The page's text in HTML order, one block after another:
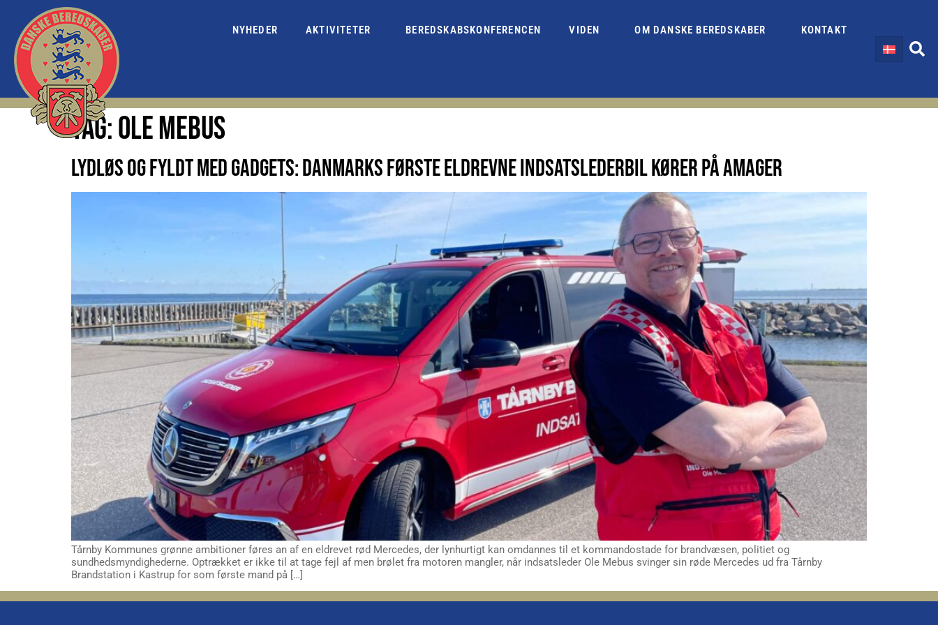
NYHEDER AKTIVITETER BEREDSKABSKONFERENCEN VIDEN OM DANSKE BEREDSKABER KONTAKT
TAG:OLE MEBUS
LYDLØS OG FYLDT MED GADGETS: DANMARKS FØRSTE ELDREVNE INDSATSLEDERBIL KØRER PÅ AMAGER
Tårnby Kommunes grønne ambitioner føres an af en eldrevet rød Mercedes, der lynhurtigt kan omdannes til et kommandostade for brandvæsen, politiet og
sundhedsmyndighederne. Optrækket er ikke til at tage fejl af men brølet fra motoren mangler, når indsatsleder Ole Mebus svinger sin røde Mercedes ud fra Tårnby
Brandstation i Kastrup for som første mand på […]